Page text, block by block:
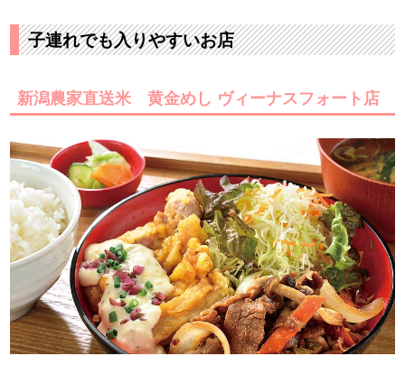
子連れでも入りやすいお店
新潟農家直送米 黄金めし ヴィーナスフォート店